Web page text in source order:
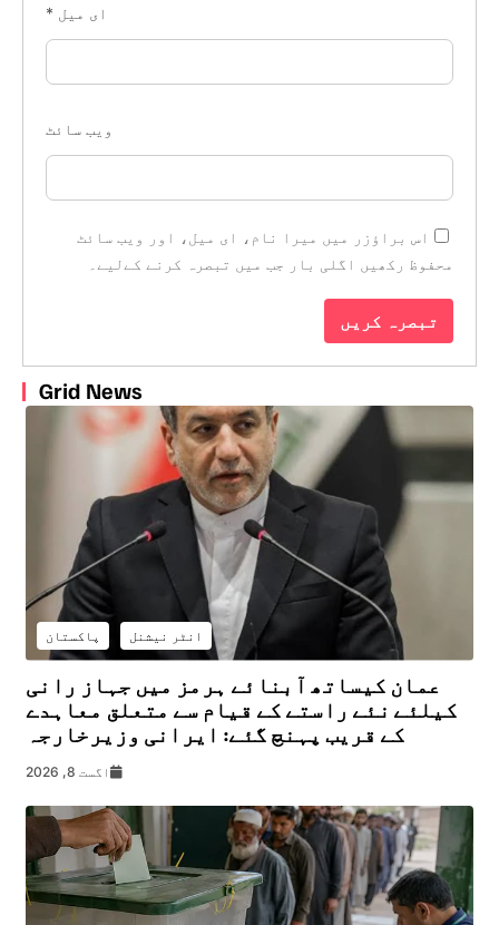
ای میل *
ویب‌ سائٹ
اس براؤزر میں میرا نام، ای میل، اور ویب سائٹ
محفوظ رکھیں اگلی بار جب میں تبصرہ کرنے کےلیے۔
Grid News
انٹر نیشنل پاکستان
عمان کیساتھ آبنائے ہرمز میں جہاز رانی
کیلئے نئے راستے کے قیام سے متعلق معاہدے
کے قریب پہنچ گئے: ایرانی وزیرخارجہ
اگست 8, 2026